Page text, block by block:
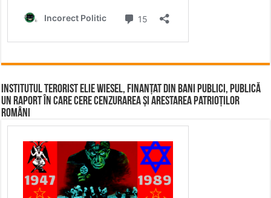
Institutul terorist Elie Wiesel, finanțat din bani publici, publică
un raport în care cere cenzurarea și arestarea patrioților
români